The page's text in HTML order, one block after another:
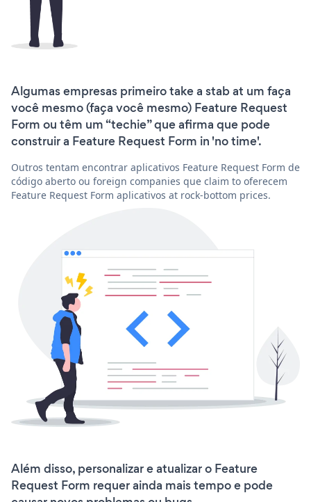
Algumas empresas primeiro take a stab at um faça
você mesmo (faça você mesmo) Feature Request
Form ou têm um “techie” que afirma que pode
construir a Feature Request Form in 'no time'.
Outros tentam encontrar aplicativos Feature Request Form de
código aberto ou foreign companies que claim to oferecem
Feature Request Form aplicativos at rock-bottom prices.
Além disso, personalizar e atualizar o Feature
Request Form requer ainda mais tempo e pode